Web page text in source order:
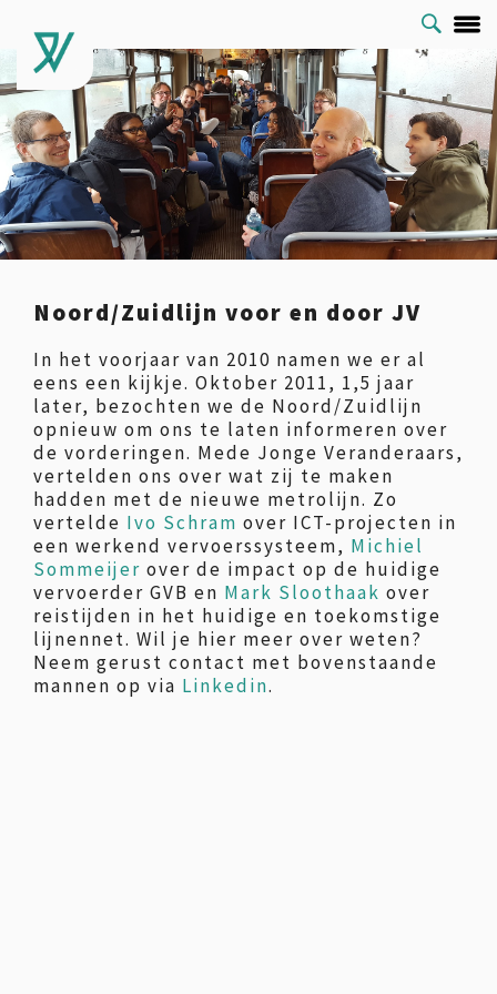
Noord/Zuidlijn voor en door JV
In het voorjaar van 2010 namen we er al
eens een kijkje. Oktober 2011, 1,5 jaar
later, bezochten we de Noord/Zuidlijn
opnieuw om ons te laten informeren over
de vorderingen. Mede Jonge Veranderaars,
vertelden ons over wat zij te maken
hadden met de nieuwe metrolijn. Zo
vertelde Ivo Schram over ICT-projecten in
een werkend vervoerssysteem, Michiel
Sommeijer over de impact op de huidige
vervoerder GVB en Mark Sloothaak over
reistijden in het huidige en toekomstige
lijnennet. Wil je hier meer over weten?
Neem gerust contact met bovenstaande
mannen op via Linkedin.